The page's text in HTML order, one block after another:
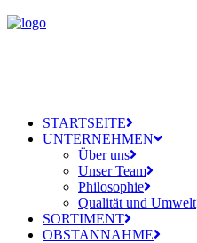
STARTSEITE
UNTERNEHMEN
Über uns
Unser Team
Philosophie
Qualität und Umwelt
SORTIMENT
OBSTANNAHME